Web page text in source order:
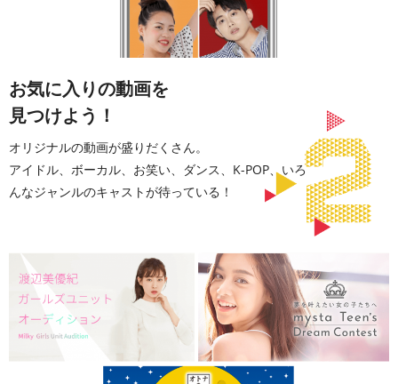
お気に入りの動画を
見つけよう！
オリジナルの動画が盛りだくさん。
アイドル、ボーカル、お笑い、ダンス、K-POP、いろ
んなジャンルのキャストが待っている！